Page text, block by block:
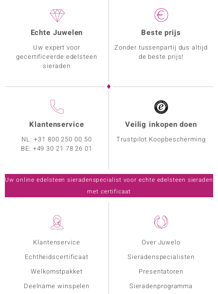
Klantenservice
Echtheidscertificaat
Welkomstpakket
Deelname winspelen
Over Juwelo
Sieradenspecialisten
Presentatoren
Sieradenprogramma
Echte Juwelen
Uw expert voor
gecertificeerde edelsteen
sieraden
Beste prijs
Zonder tussenpartij dus altijd
de beste prijs!
Klantenservice
NL:+31 800 250 00 50
BE: +49 30 21 78 26 01
Veilig inkopen doen
Trustpilot Koopbescherming
Uw online edelsteen sieradenspecialist voor echte edelsteen sieraden
met certificaat